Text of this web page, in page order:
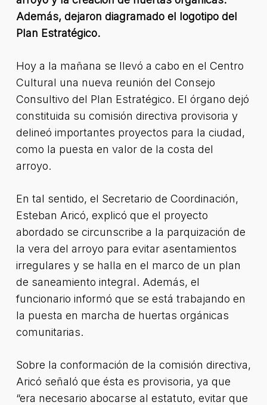
Además, dejaron diagramado el logotipo del
Plan Estratégico.
Hoy a la mañana se llevó a cabo en el Centro
Cultural una nueva reunión del Consejo
Consultivo del Plan Estratégico. El órgano dejó
constituida su comisión directiva provisoria y
delineó importantes proyectos para la ciudad,
como la puesta en valor de la costa del
arroyo.
En tal sentido, el Secretario de Coordinación,
Esteban Aricó, explicó que el proyecto
abordado se circunscribe a la parquización de
la vera del arroyo para evitar asentamientos
irregulares y se halla en el marco de un plan
de saneamiento integral. Además, el
funcionario informó que se está trabajando en
la puesta en marcha de huertas orgánicas
comunitarias.
Sobre la conformación de la comisión directiva,
Aricó señaló que ésta es provisoria, ya que
“era necesario abocarse al estatuto, evitar que